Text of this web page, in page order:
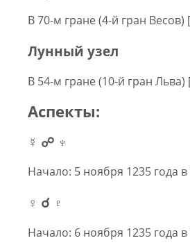
В 70-м гране (4-й гран
Лунный узел
В 54-м гране (10-й гран
Аспекты:
☿ ☍ ♆
Начало: 5 ноября 1235 года
♀ ☌ ♇
Начало: 6 ноября 1235 года